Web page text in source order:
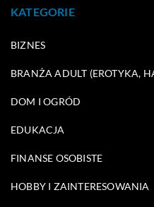
KATEGORIE
BIZNES
BRANŻA ADULT (EROTYKA,
DOM I OGRÓD
EDUKACJA
FINANSE OSOBISTE
HOBBY I ZAINTERESOWANIA